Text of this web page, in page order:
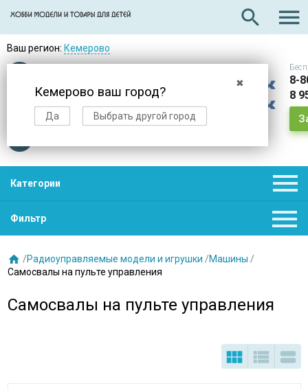
search 
Ваш регион: Кемерово
✖
Кемерово ваш город?
Да Выбрать другой город
Доставкав день заказа
8-
8
Категории 
Фильтр 
 /Радиоуправляемые модели и игрушки /Машины /
Самосвалы на пульте управления
Самосвалы на пульте управления
  